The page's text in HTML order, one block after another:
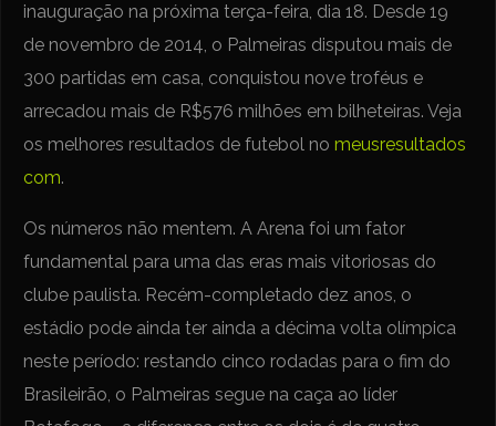
inauguração na próxima terça-feira, dia 18. Desde 19
de novembro de 2014, o Palmeiras disputou mais de
300 partidas em casa, conquistou nove troféus e
arrecadou mais de R$576 milhões em bilheteiras. Veja
os melhores resultados de futebol nomeusresultados
com.
Os números não mentem. A Arena foi um fator
fundamental para uma das eras mais vitoriosas do
clube paulista. Recém-completado dez anos, o
estádio pode ainda ter ainda a décima volta olímpica
neste período: restando cinco rodadas para o fim do
Brasileirão, o Palmeiras segue na caça ao líder